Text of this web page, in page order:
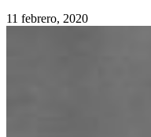
11 febrero, 2020